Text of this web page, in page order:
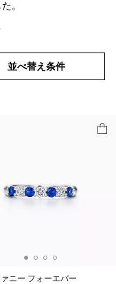
。
並べ替え条件
ニー フォーエバー